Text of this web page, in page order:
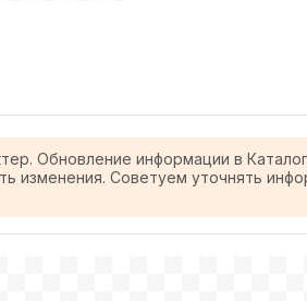
Обновление информации в
изменения. Советуем уточнять